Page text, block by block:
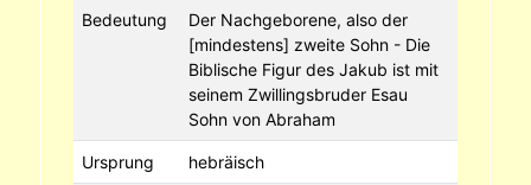
Bedeutung
Der Nachgeborene, also der
[mindestens] zweite Sohn - Die
Biblische Figur des Jakub ist mit
seinem Zwillingsbruder Esau
Sohn von Abraham
Ursprung hebräisch